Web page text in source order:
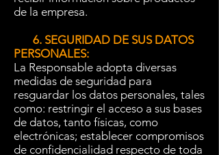
de la empresa.
6. SEGURIDAD DE SUS DATOS
PERSONALES:
La Responsable adopta diversas
medidas de seguridad para
resguardar los datos personales, tales
como: restringir el acceso a sus bases
de datos, tanto físicas, como
electrónicas; establecer compromisos
de confidencialidad respecto de toda